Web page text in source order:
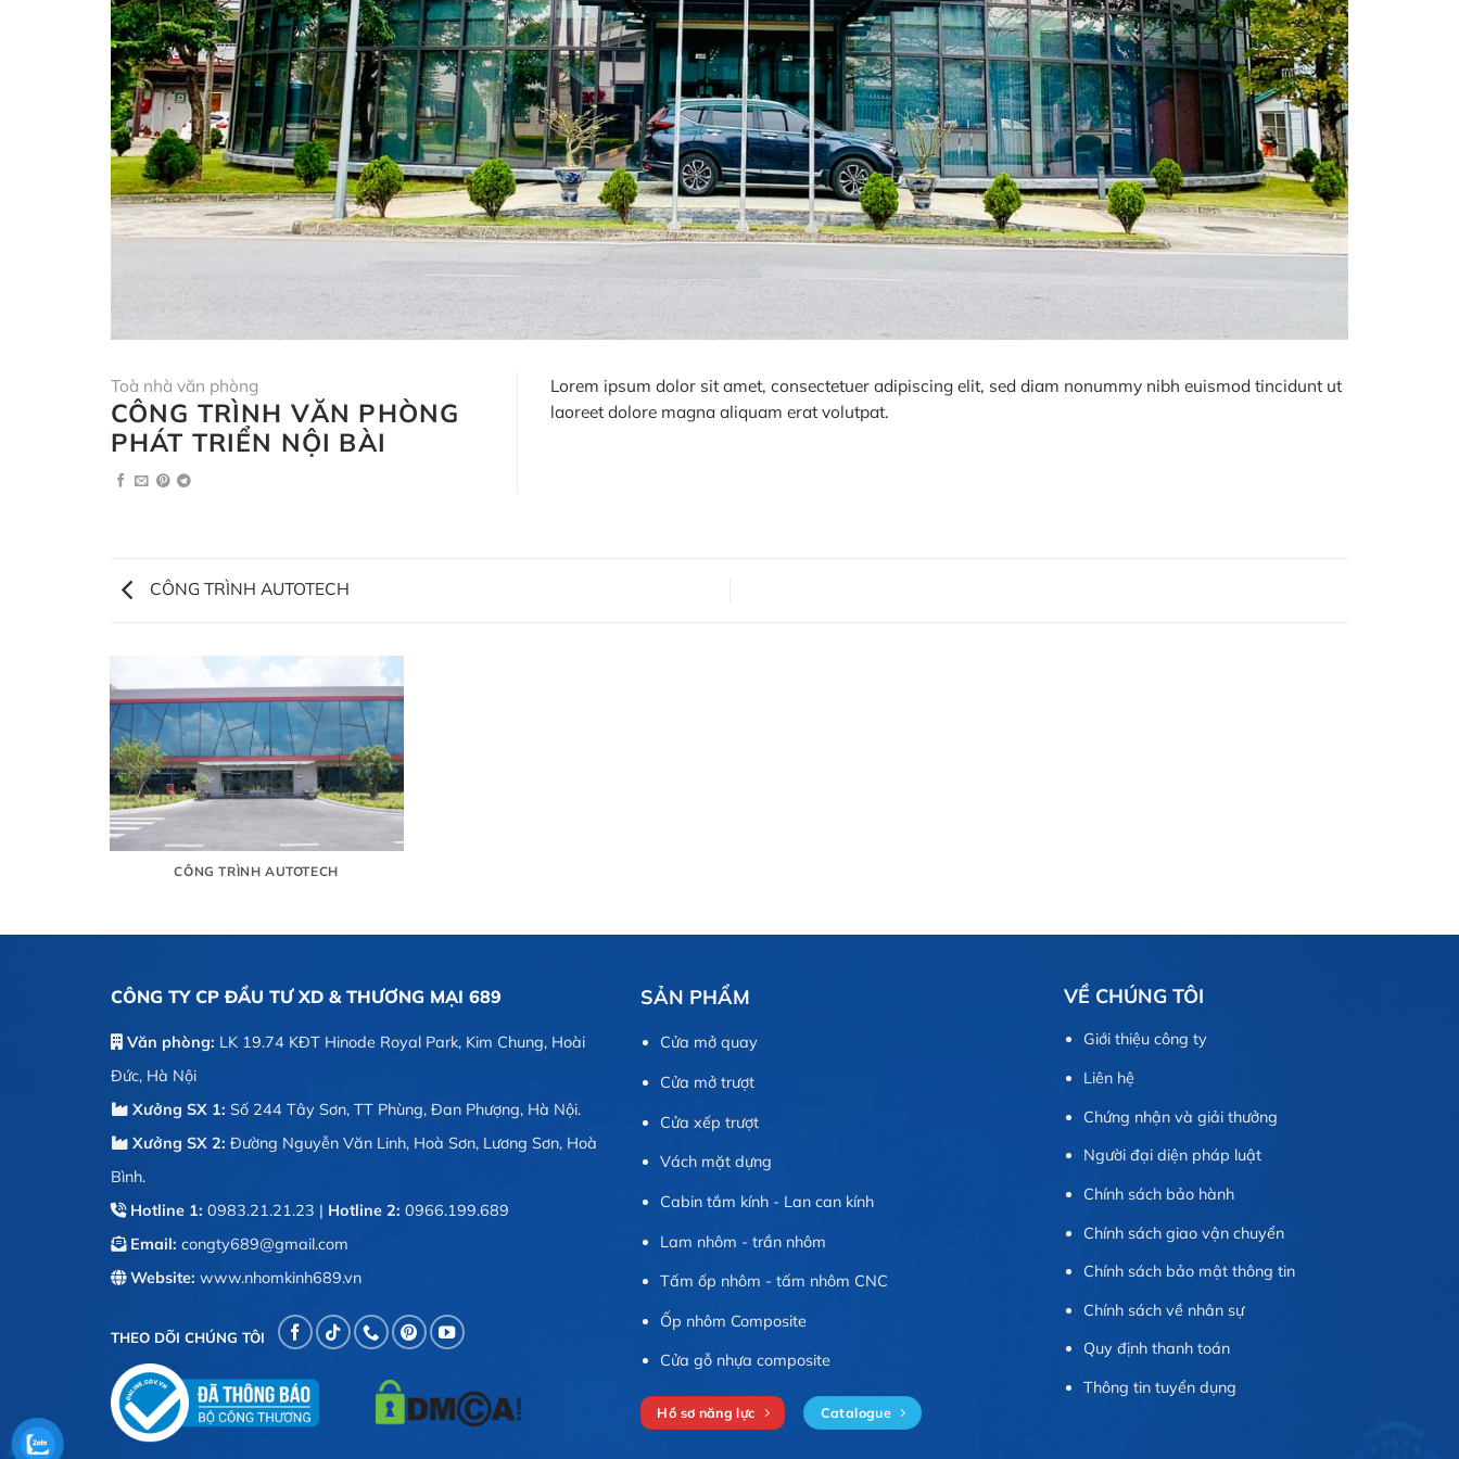
Toà nhà văn phòng
CÔNG TRÌNH VĂN PHÒNG
PHÁT TRIỂN NỘI BÀI
Lorem ipsum dolor sit amet, consectetuer adipiscing elit, sed diam nonummy nibh euismod tincidunt ut
laoreet dolore magna aliquam erat volutpat.
CÔNG TRÌNH AUTOTECH
CÔNG TRÌNH AUTOTECH
CÔNG TY CP ĐẦU TƯ XD & THƯƠNG MẠI 689
Văn phòng: LK 19.74 KĐT Hinode Royal Park, Kim Chung, Hoài
Đức, Hà Nội
Xưởng SX 1: Số 244 Tây Sơn, TT Phùng, Đan Phượng, Hà Nội.
Xưởng SX 2: Đường Nguyễn Văn Linh, Hoà Sơn, Lương Sơn, Hoà
Bình.
Hotline 1: 0983.21.21.23 | Hotline 2: 0966.199.689
Email: congty689@gmail.com
Website: www.nhomkinh689.vn
THEO DÕI CHÚNG TÔI
SẢN PHẨM
Cửa mở quay
Cửa mở trượt
Cửa xếp trượt
Vách mặt dựng
Cabin tắm kính - Lan can kính
Lam nhôm - trần nhôm
Tấm ốp nhôm - tấm nhôm CNC
Ốp nhôm Composite
Cửa gỗ nhựa composite
Hồ sơ năng lực Catalogue
VỀ CHÚNG TÔI
Giới thiệu công ty
Liên hệ
Chứng nhận và giải thưởng
Người đại diện pháp luật
Chính sách bảo hành
Chính sách giao vận chuyển
Chính sách bảo mật thông tin
Chính sách về nhân sự
Quy định thanh toán
Thông tin tuyển dụng